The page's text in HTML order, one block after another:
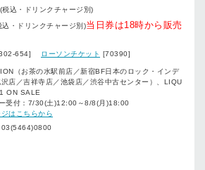
込・ドリンクチャージ別)
・ドリンクチャージ別)当日券は18時から販売
654] ローソンチケット [70390]
（お茶の水駅前店／新宿BF日本のロック・インデ
沢店／吉祥寺店／池袋店／渋谷中古センター）、LIQU
ON SALE
受付：7/30(土)12:00～8/8(月)18:00
はこちらから
03(5464)0800